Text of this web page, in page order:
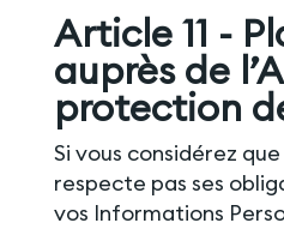
Article 11 -
auprès de
protection
Si vous considérez
respecte pas ses
vos Informations